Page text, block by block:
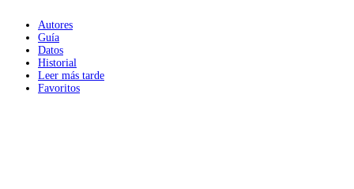
Autores
Guía
Datos
Historial
Leer más tarde
Favoritos